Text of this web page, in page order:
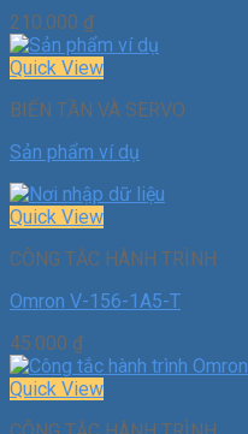
210.000 ₫
Quick View
BIẾN TẦN VÀ SERVO
Sản phẩm ví dụ
Quick View
CÔNG TẮC HÀNH TRÌNH
Omron V-156-1A5-T
45.000 ₫
Quick View